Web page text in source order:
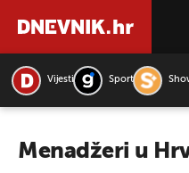
Vijesti Sport
Menadžeri u
PRETRAŽITE VIJESTI